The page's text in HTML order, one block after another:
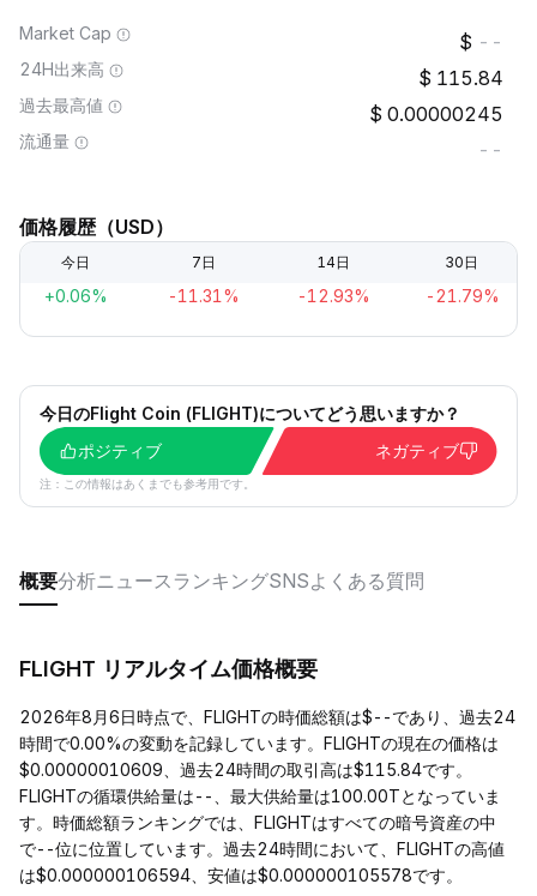
Market Cap --
24H出来高 115.84
過去最高値 0.00000245
流通量 --
価格履歴（USD）
今日 7日 14日 30日
+0.06% -11.31% -12.93% -21.79%
今日のFlight Coin (FLIGHT)についてどう思いますか？
ポジティブ
ネガティブ
注：この情報はあくまでも参考用です。
概要分析ニュース ランキングSNSよくある質問
FLIGHT リアルタイム価格概要
2026年8月6日時点で、FLIGHTの時価総額は$--であり、過去24
時間で0.00%の変動を記録しています。FLIGHTの現在の価格は
$0.00000010609、過去24時間の取引高は$115.84です。
FLIGHTの循環供給量は--、最大供給量は100.00Tとなっていま
す。時価総額ランキングでは、FLIGHTはすべての暗号資産の中
で--位に位置しています。過去24時間において、FLIGHTの高値
は$0.000000106594、安値は$0.000000105578です。